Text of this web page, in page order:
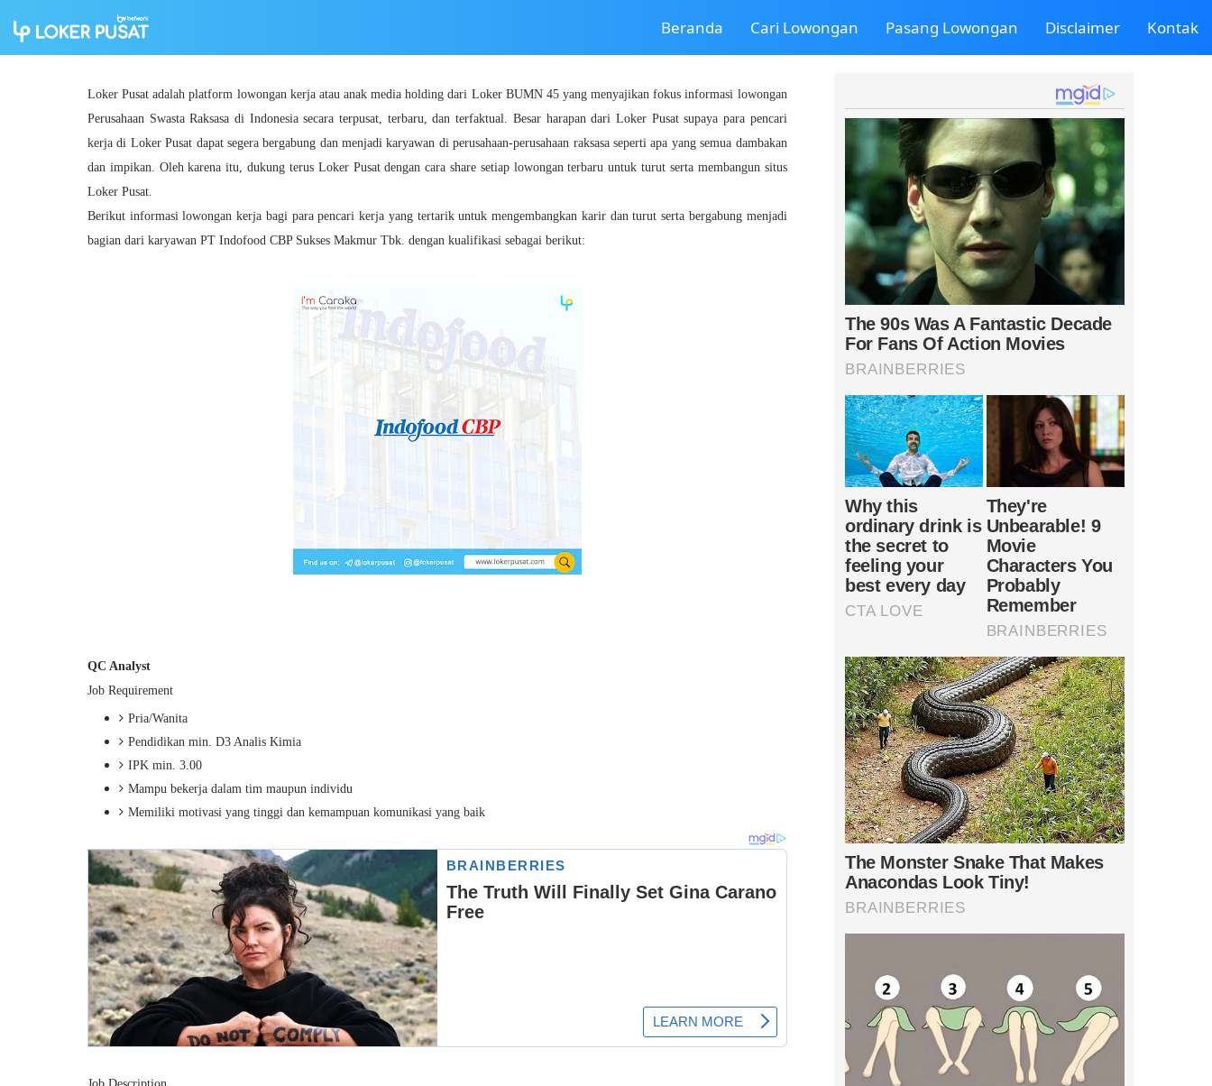
Beranda Cari Lowongan Pasang Lowongan Disclaimer Kontak
Loker Pusat adalah platform lowongan kerja atau anak media holding dari Loker BUMN 45 yang menyajikan fokus informasi lowongan
Perusahaan Swasta Raksasa di Indonesia secara terpusat, terbaru, dan terfaktual. Besar harapan dari Loker Pusat supaya para pencari
kerja di Loker Pusat dapat segera bergabung dan menjadi karyawan di perusahaan-perusahaan raksasa seperti apa yang semua dambakan
dan impikan. Oleh karena itu, dukung terus Loker Pusat dengan cara share setiap lowongan terbaru untuk turut serta membangun situs
Loker Pusat.
Berikut informasi lowongan kerja bagi para pencari kerja yang tertarik untuk mengembangkan karir dan turut serta bergabung menjadi
bagian dari karyawan PT Indofood CBP Sukses Makmur Tbk. dengan kualifikasi sebagai berikut:
QC Analyst
Job Requirement
Pria/Wanita
Pendidikan min. D3 Analis Kimia
IPK min. 3.00
Mampu bekerja dalam tim maupun individu
Memiliki motivasi yang tinggi dan kemampuan komunikasi yang baik